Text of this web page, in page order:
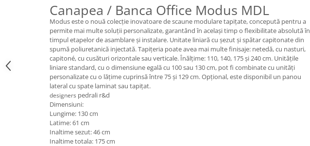
Canapea / Banca Office Modus MDL
Modus este o nouă colecție inovatoare de scaune modulare tapițate, concepută pentru a
permite mai multe soluții personalizate, garantând în același timp o flexibilitate absolută în
timpul etapelor de asamblare și instalare. Unitate liniară cu șezut și spătar capitonate din
spumă poliuretanică injectată. Tapițeria poate avea mai multe finisaje: netedă, cu nasturi,
capitoné, cu cusături orizontale sau verticale. Înălțime: 110, 140, 175 și 240 cm. Unitățile
liniare standard, cu o dimensiune egală cu 100 sau 130 cm, pot fi combinate cu unități
personalizate cu o lățime cuprinsă între 75 și 129 cm. Opțional, este disponibil un panou
lateral cu spate laminat sau tapițat.
designers pedrali r&d
Dimensiuni:
Lungime: 130 cm
Latime: 61 cm
Inaltime sezut: 46 cm
Inaltime totala: 175 cm